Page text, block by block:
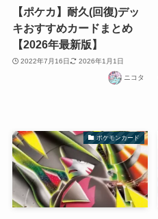
【ポケカ】耐久(回復)デッ
キおすすめカードまとめ
【2026年最新版】
2022年7月16日 2026年1月1日
ニコタ
ポケモンカード